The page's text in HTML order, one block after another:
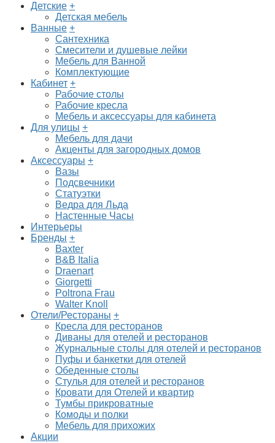
Детские +
Детская мебель
Ванные +
Сантехника
Смесители и душевые лейки
Мебель для Ванной
Комплектующие
Кабинет +
Рабочие столы
Рабочие кресла
Мебель и аксессуары для кабинета
Для улицы +
Мебель для дачи
Акценты для загородных домов
Аксессуары +
Вазы
Подсвечники
Статуэтки
Ведра для Льда
Настенные Часы
Интерьеры
Бренды +
Baxter
B&B Italia
Draenart
Giorgetti
Poltrona Frau
Walter Knoll
Отели/Рестораны +
Кресла для ресторанов
Диваны для отелей и ресторанов
Журнальные столы для отелей и ресторанов
Пуфы и банкетки для отелей
Обеденные столы
Стулья для отелей и ресторанов
Кровати для Отелей и квартир
Тумбы прикроватные
Комоды и полки
Мебель для прихожих
Акции